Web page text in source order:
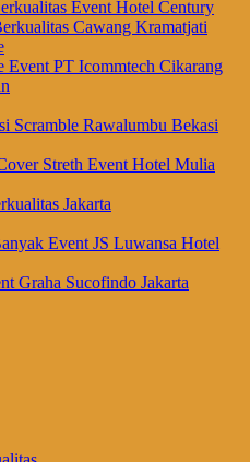
Event Hotel Century
Cawang Kramatjati
Event PT Icommtech Cikarang
Scramble Rawalumbu Bekasi
Streth Event Hotel Mulia
Jakarta
Event JS Luwansa Hotel
Graha Sucofindo Jakarta